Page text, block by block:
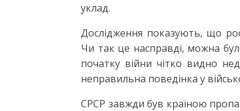
уклад.
Дослідження показують, що
Чи так це насправді, можна
початку війни чітко видно
неправильна поведінка у
СРСР завжди був країною